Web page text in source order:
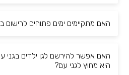
האם מתקיימים ימים פתוחים לרישום
האם אפשר להירשם לגן ילדים בגני
היא מחוץ לגני עם?